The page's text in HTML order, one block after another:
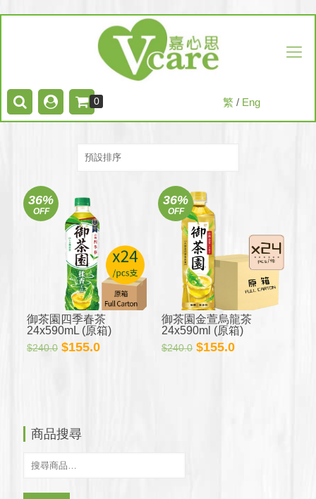
0 繁 / Eng
36%
OFF
御茶園四季春茶
24x590mL (原箱)
$240.0 原
$155.0目
36%
OFF
御茶園金萱烏龍茶
24x590ml (原箱)
$240.0 原
$155.0目
商品搜尋